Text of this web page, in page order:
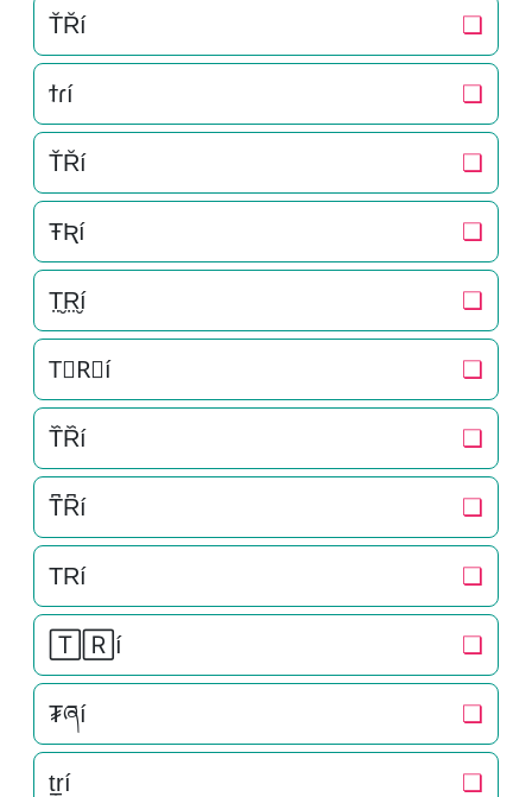
T̆R̆í ❏
ϯɾí ❏
T̆R̆í ❏
ŦƦí ❏
T̤̮R̤̮í ❏
T⃘R⃘í ❏
T᷈R᷈í ❏
T͆R͆í ❏
TRí ❏
🅃🅁í ❏
₮ཞí ❏
t̠r̠í ❏